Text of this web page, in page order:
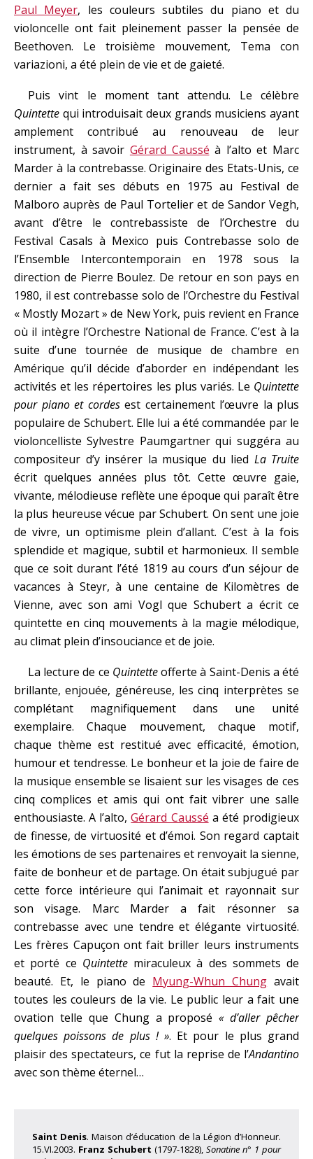
Paul Meyer, les couleurs subtiles du piano et du
violoncelle ont fait pleinement passer la pensée de
Beethoven. Le troisième mouvement, Tema con
variazioni, a été plein de vie et de gaieté.
Puis vint le moment tant attendu. Le célèbre
Quintette qui introduisait deux grands musiciens ayant
amplement contribué au renouveau de leur
instrument, à savoir Gérard Caussé à l’alto et Marc
Marder à la contrebasse. Originaire des Etats-Unis, ce
dernier a fait ses débuts en 1975 au Festival de
Malboro auprès de Paul Tortelier et de Sandor Vegh,
avant d’être le contrebassiste de l’Orchestre du
Festival Casals à Mexico puis Contrebasse solo de
l’Ensemble Intercontemporain en 1978 sous la
direction de Pierre Boulez. De retour en son pays en
1980, il est contrebasse solo de l’Orchestre du Festival
« Mostly Mozart » de New York, puis revient en France
où il intègre l’Orchestre National de France. C’est à la
suite d’une tournée de musique de chambre en
Amérique qu’il décide d’aborder en indépendant les
activités et les répertoires les plus variés. Le Quintette
pour piano et cordesest certainement l’œuvre la plus
populaire de Schubert. Elle lui a été commandée par le
violoncelliste Sylvestre Paumgartner qui suggéra au
compositeur d’y insérer la musique du lied La Truite
écrit quelques années plus tôt. Cette œuvre gaie,
vivante, mélodieuse reflète une époque qui paraît être
la plus heureuse vécue par Schubert. On sent une joie
de vivre, un optimisme plein d’allant. C’est à la fois
splendide et magique, subtil et harmonieux. Il semble
que ce soit durant l’été 1819 au cours d’un séjour de
vacances à Steyr, à une centaine de Kilomètres de
Vienne, avec son ami Vogl que Schubert a écrit ce
quintette en cinq mouvements à la magie mélodique,
au climat plein d’insouciance et de joie.
La lecture de ce Quintetteofferte à Saint-Denis a été
brillante, enjouée, généreuse, les cinq interprètes se
complétant magnifiquement dans une unité
exemplaire. Chaque mouvement, chaque motif,
chaque thème est restitué avec efficacité, émotion,
humour et tendresse. Le bonheur et la joie de faire de
la musique ensemble se lisaient sur les visages de ces
cinq complices et amis qui ont fait vibrer une salle
enthousiaste. A l’alto,Gérard Caussé a été prodigieux
de finesse, de virtuosité et d’émoi. Son regard captait
les émotions de ses partenaires et renvoyait la sienne,
faite de bonheur et de partage. On était subjugué par
cette force intérieure qui l’animait et rayonnait sur
son visage. Marc Marder a fait résonner sa
contrebasse avec une tendre et élégante virtuosité.
Les frères Capuçon ont fait briller leurs instruments
et porté ce Quintettemiraculeux à des sommets de
beauté. Et, le piano de Myung-Whun Chung avait
toutes les couleurs de la vie. Le public leur a fait une
ovation telle que Chung a proposé« d’aller pêcher
quelques poissons de plus ! ». Et pour le plus grand
plaisir des spectateurs, ce fut la reprise de l’Andantino
avec son thème éternel…
Saint Denis. Maison d’éducation de la Légion d’Honneur.
15.VI.2003. Franz Schubert (1797-1828), Sonatine n° 1 pour